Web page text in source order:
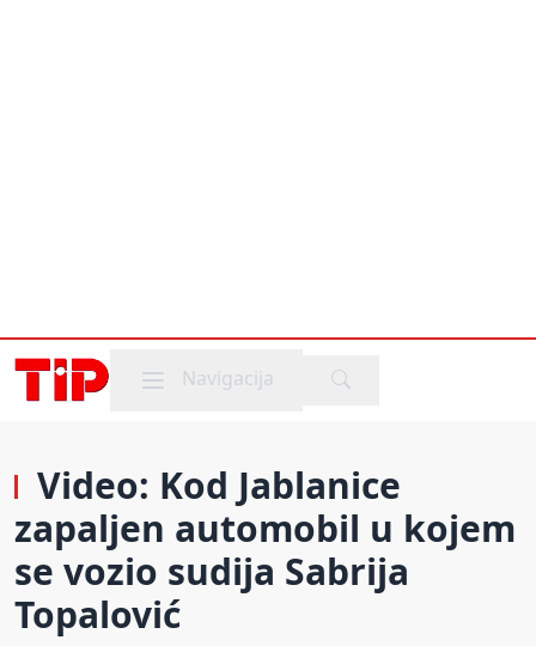
Mobile menu
Navigacija
Video: Kod Jablanice
zapaljen automobil u kojem
se vozio sudija Sabrija
Topalović